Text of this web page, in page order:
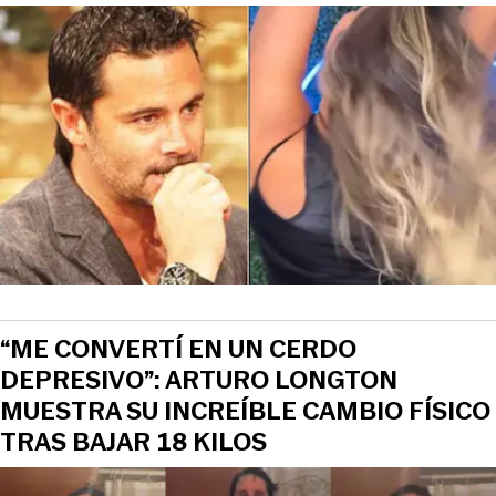
“ME CONVERTÍ EN UN CERDO
DEPRESIVO”: ARTURO LONGTON
MUESTRA SU INCREÍBLE CAMBIO FÍSICO
TRAS BAJAR 18 KILOS